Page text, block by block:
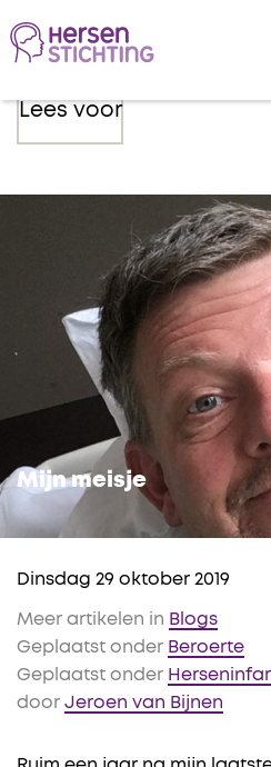
Lees voor
Mijn meisje
Dinsdag 29 oktober 2019
Meer artikelen in Blogs
Geplaatst onder Beroerte
Geplaatst onder
door Jeroen van Bijnen